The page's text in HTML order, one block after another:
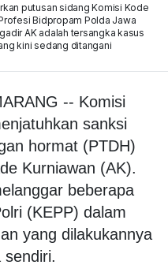
putusan sidang Komisi Kode
Bidpropam Polda Jawa
AK adalah tersangka kasus
kini sedang ditangani
-- Komisi
sanksi
hormat (PTDH)
Kurniawan (AK).
beberapa
(KEPP) dalam
yang dilakukannya
sendiri.